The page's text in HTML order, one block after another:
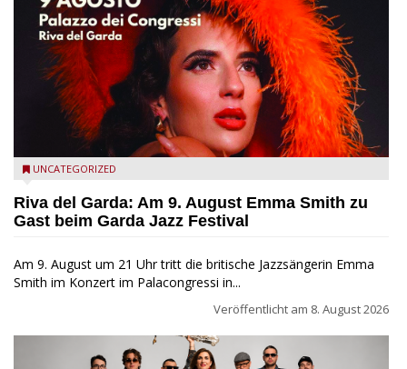
Riva del Garda - Emma Smith zu Gast beim Garda Jazz
UNCATEGORIZED
Riva del Garda: Am 9. August Emma Smith zu
Gast beim Garda Jazz Festival
Am 9. August um 21 Uhr tritt die britische Jazzsängerin Emma
Smith im Konzert im Palacongressi in...
Veröffentlicht am 8. August 2026